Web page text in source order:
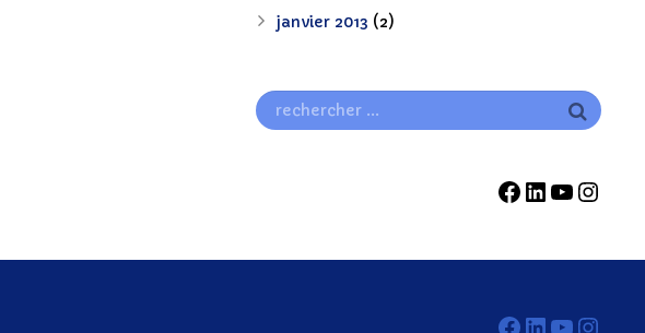
janvier 2013 (2)
Facebook
LinkedIn
Facebook
LinkedIn